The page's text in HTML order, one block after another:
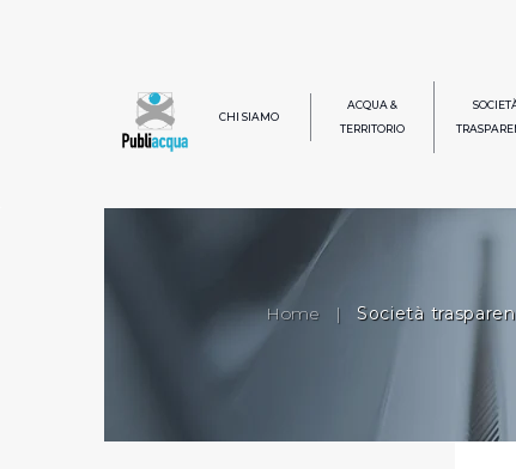
CHI SIAMO
ACQUA &
TERRITORIO
Home | Società